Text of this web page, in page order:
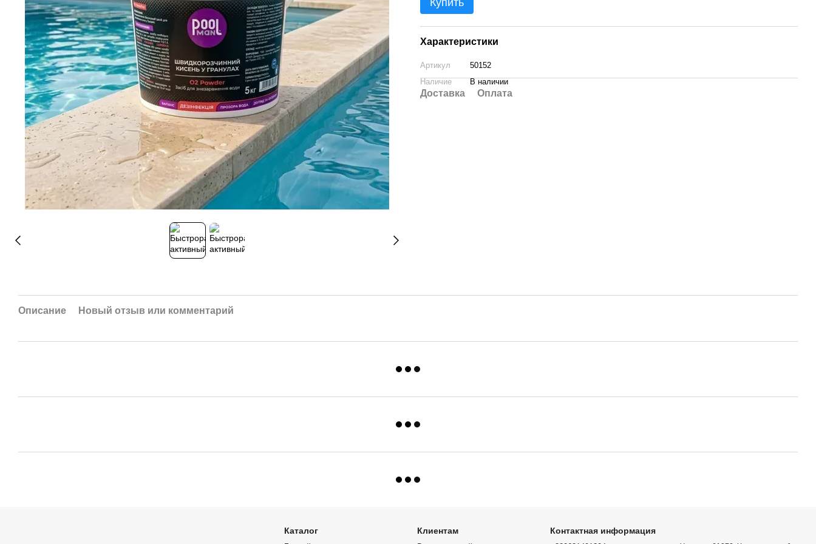
Купить
Характеристики
Артикул
50152
Наличие
В наличии
Доставка Оплата
Описание Новый отзыв или комментарий
Каталог Клиентам Контактная информация